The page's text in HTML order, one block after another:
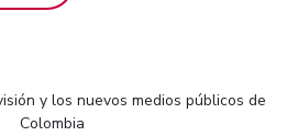
y los nuevos medios públicos de
Colombia